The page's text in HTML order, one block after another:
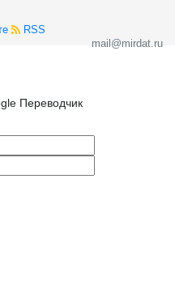
RSS
mail@mirdat.ru
Переводчик